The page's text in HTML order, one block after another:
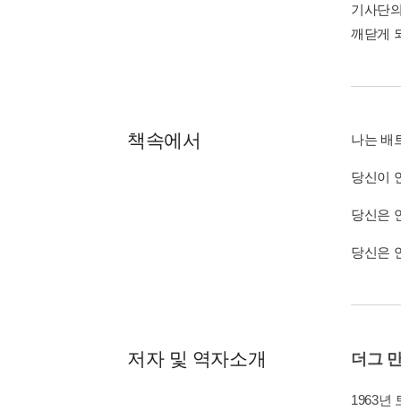
기사단
깨닫게
책속에서 나는 배
당신이
당신은
당신은
저자 및 역자소개 더그
1963년